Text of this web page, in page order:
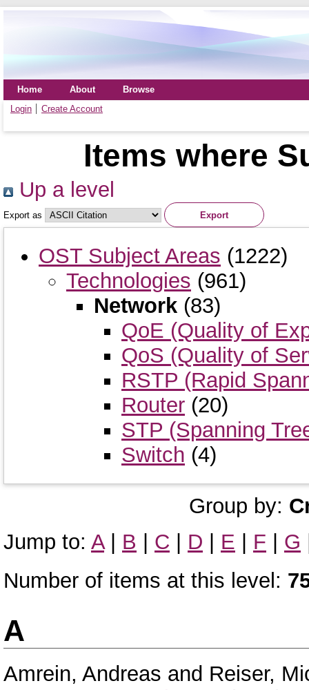
Home About
Browse
Login
Create Account
Items where
Up a level
Export as
OST Subject Areas (1222)
Technologies (961)
Network (83)
QoE (Quality of
QoS (Quality of
RSTP (Rapid
Router (20)
STP (Spanning
Switch (4)
Group by:
Jump to: A| B | C | D | E | F | G
Number of items at this level:
A
Amrein, Andreas and Reiser,